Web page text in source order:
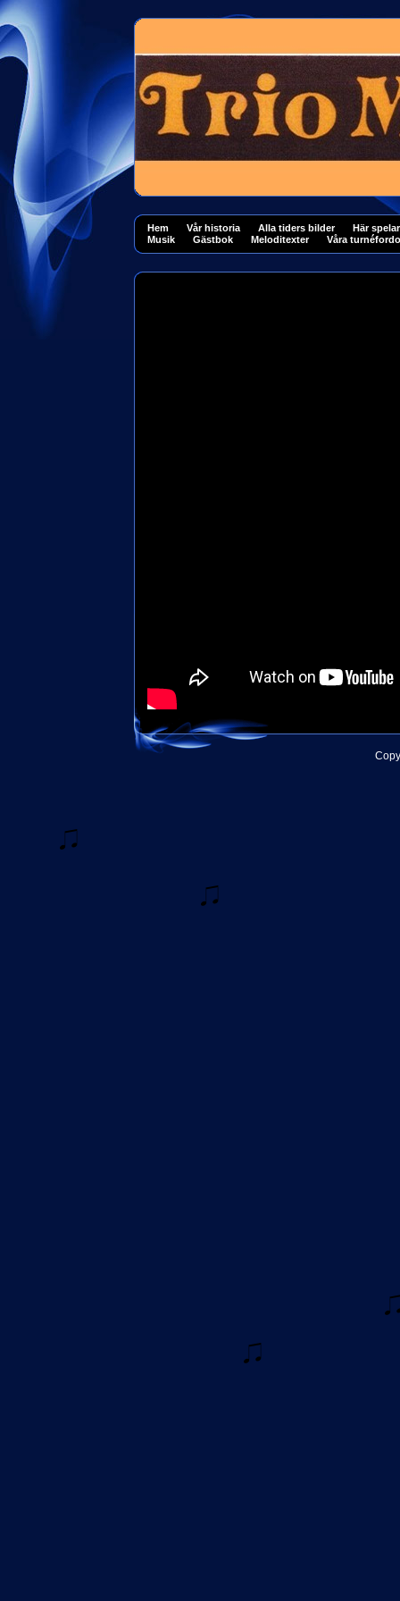
Hem Vår historia Alla tiders bilder
Här
Musik
Gästbok Meloditexter Våra